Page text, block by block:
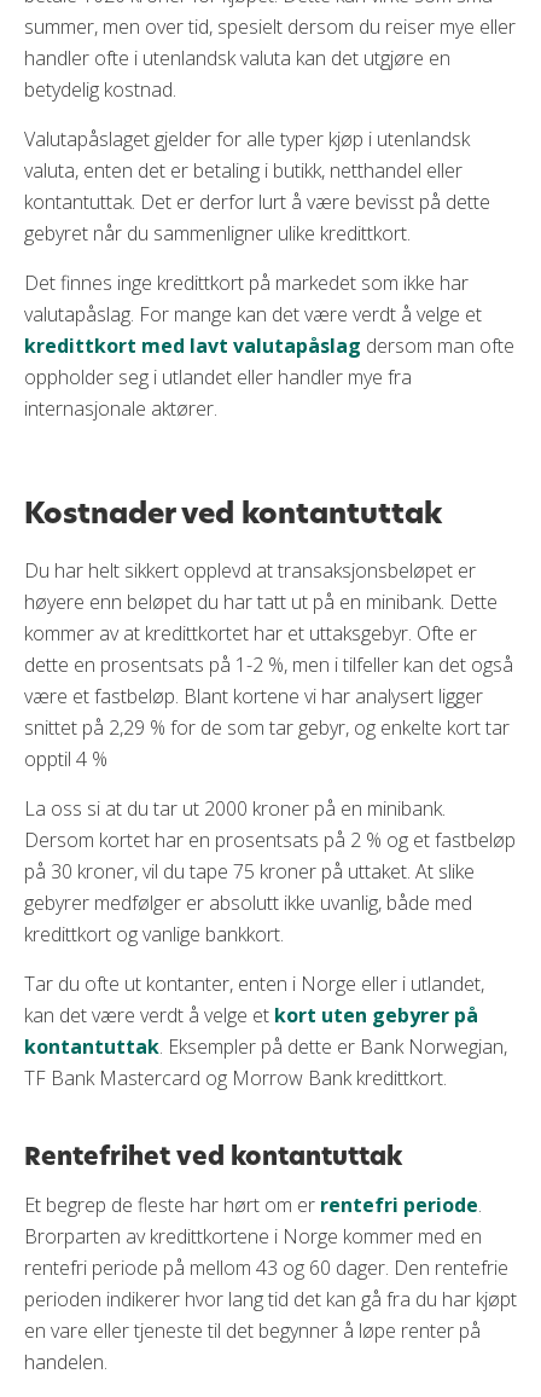
summer, men over tid, spesielt dersom du reiser mye eller
handler ofte i utenlandsk valuta kan det utgjøre en
betydelig kostnad.
Valutapåslaget gjelder for alle typer kjøp i utenlandsk
valuta, enten det er betaling i butikk, netthandel eller
kontantuttak. Det er derfor lurt å være bevisst på dette
gebyret når du sammenligner ulike kredittkort.
Det finnes inge kredittkort på markedet som ikke har
valutapåslag. For mange kan det være verdt å velge et
kredittkort med lavt valutapåslag dersom man ofte
oppholder seg i utlandet eller handler mye fra
internasjonale aktører.
Kostnader ved kontantuttak
Du har helt sikkert opplevd at transaksjonsbeløpet er
høyere enn beløpet du har tatt ut på en minibank. Dette
kommer av at kredittkortet har et uttaksgebyr. Ofte er
dette en prosentsats på 1-2 %, men i tilfeller kan det også
være et fastbeløp. Blant kortene vi har analysert ligger
snittet på 2,29 % for de som tar gebyr, og enkelte kort tar
opptil 4 %
La oss si at du tar ut 2000 kroner på en minibank.
Dersom kortet har en prosentsats på 2 % og et fastbeløp
på 30 kroner, vil du tape 75 kroner på uttaket. At slike
gebyrer medfølger er absolutt ikke uvanlig, både med
kredittkort og vanlige bankkort.
Tar du ofte ut kontanter, enten i Norge eller i utlandet,
kan det være verdt å velge et kort uten gebyrer på
kontantuttak. Eksempler på dette er Bank Norwegian,
TF Bank Mastercard og Morrow Bank kredittkort.
Rentefrihet ved kontantuttak
Et begrep de fleste har hørt om er rentefri periode.
Brorparten av kredittkortene i Norge kommer med en
rentefri periode på mellom 43 og 60 dager. Den rentefrie
perioden indikerer hvor lang tid det kan gå fra du har kjøpt
en vare eller tjeneste til det begynner å løpe renter på
handelen.